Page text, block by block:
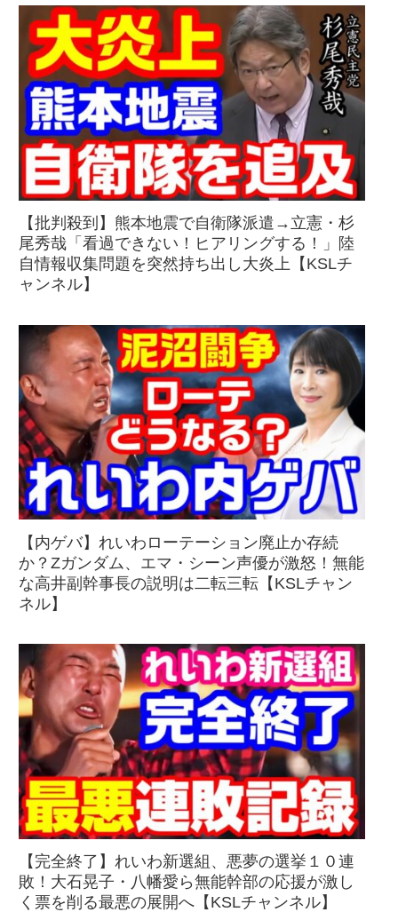
【批判殺到】熊本地震で自衛隊派遣→立憲・杉
尾秀哉「看過できない！ヒアリングする！」陸
自情報収集問題を突然持ち出し大炎上【KSLチ
ャンネル】
【内ゲバ】れいわローテーション廃止か存続
か？Zガンダム、エマ・シーン声優が激怒！無能
な高井副幹事長の説明は二転三転【KSLチャン
ネル】
【完全終了】れいわ新選組、悪夢の選挙１０連
敗！大石晃子・八幡愛ら無能幹部の応援が激し
く票を削る最悪の展開へ【KSLチャンネル】